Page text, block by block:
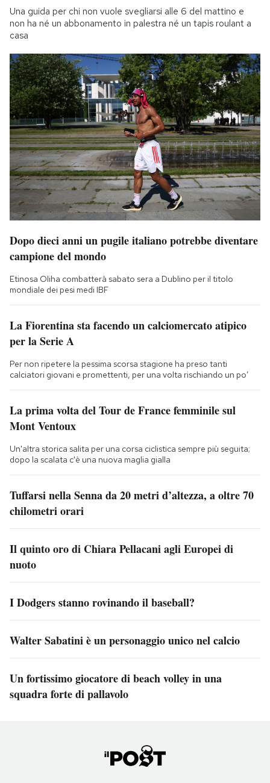
Una guida per chi non vuole svegliarsi alle 6 del mattino e
non ha né un abbonamento in palestra né un tapis roulant a
casa
Dopo dieci anni un pugile italiano potrebbe diventare
campione del mondo
Etinosa Oliha combatterà sabato sera a Dublino per il titolo
mondiale dei pesi medi IBF
La Fiorentina sta facendo un calciomercato atipico
per la Serie A
Per non ripetere la pessima scorsa stagione ha preso tanti
calciatori giovani e promettenti, per una volta rischiando un po’
La prima volta del Tour de France femminile sul
Mont Ventoux
Un'altra storica salita per una corsa ciclistica sempre più seguita;
dopo la scalata c'è una nuova maglia gialla
Tuffarsi nella Senna da 20 metri d’altezza, a oltre 70
chilometri orari
Il quinto oro di Chiara Pellacani agli Europei di
nuoto
I Dodgers stanno rovinando il baseball?
Walter Sabatini è un personaggio unico nel calcio
Un fortissimo giocatore di beach volley in una
squadra forte di pallavolo